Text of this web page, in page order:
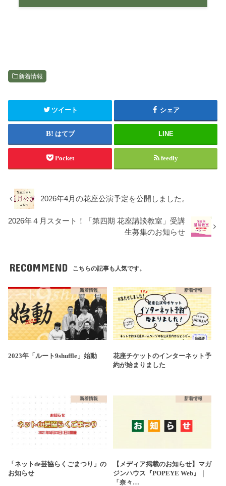
新着情報
ツイート シェア
はてブ LINE
Pocket feedly
2026年4月の花座公演予定を公開しました。
2026年４月スタート！「第四期 花座講談教室」受講
生募集のお知らせ
RECOMMEND こちらの記事も人気です。
新着情報
2023年「ルート9shuffle」始動
新着情報
花座チケットのインターネット予
約が始まりました
新着情報
「ネットde芸協らくごまつり」の
お知らせ
新着情報
【メディア掲載のお知らせ】マガ
ジンハウス『POPEYE Web』｜
「奈々…